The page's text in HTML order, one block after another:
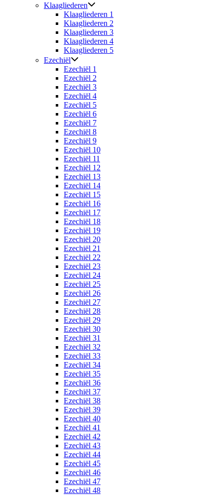
Klaagliederen
Klaagliederen 1
Klaagliederen 2
Klaagliederen 3
Klaagliederen 4
Klaagliederen 5
Ezechiël
Ezechiël 1
Ezechiël 2
Ezechiël 3
Ezechiël 4
Ezechiël 5
Ezechiël 6
Ezechiël 7
Ezechiël 8
Ezechiël 9
Ezechiël 10
Ezechiël 11
Ezechiël 12
Ezechiël 13
Ezechiël 14
Ezechiël 15
Ezechiël 16
Ezechiël 17
Ezechiël 18
Ezechiël 19
Ezechiël 20
Ezechiël 21
Ezechiël 22
Ezechiël 23
Ezechiël 24
Ezechiël 25
Ezechiël 26
Ezechiël 27
Ezechiël 28
Ezechiël 29
Ezechiël 30
Ezechiël 31
Ezechiël 32
Ezechiël 33
Ezechiël 34
Ezechiël 35
Ezechiël 36
Ezechiël 37
Ezechiël 38
Ezechiël 39
Ezechiël 40
Ezechiël 41
Ezechiël 42
Ezechiël 43
Ezechiël 44
Ezechiël 45
Ezechiël 46
Ezechiël 47
Ezechiël 48